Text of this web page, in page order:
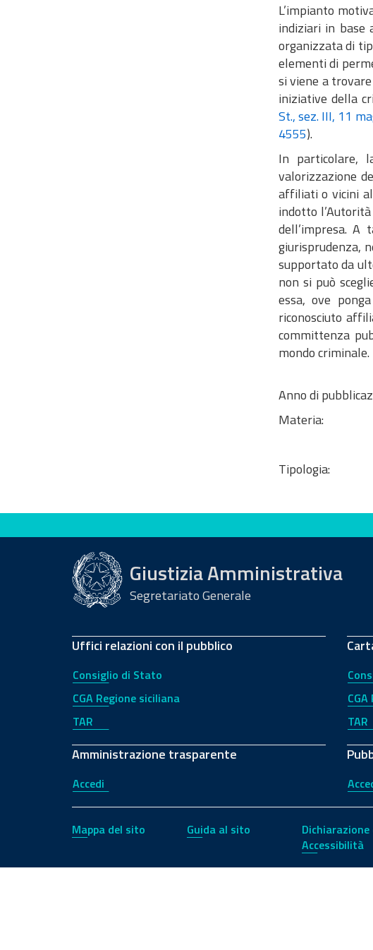
L’impianto
indiziari in base
organizzata di
elementi di
si viene a
iniziative della
St., sez. III, 11
4555).
In particolare,
valorizzazione
affiliati o vicini
indotto
dell’impresa. A
giurisprudenza,
supportato da
non si può
essa, ove
riconosciuto
committenza
mondo criminale.
Anno di
Materia:
Tipologia:
Valuta questo sito
Giustizia Amministrativa
Segretariato Generale
Uffici relazioni con il pubblico
Consiglio di Stato
CGA Regione siciliana
TAR
Amministrazione trasparente
Accedi
TAR
Mappa del sito Guida al sito
Dichiarazione
Accessibilità